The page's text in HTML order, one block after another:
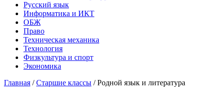
Русский язык
Информатика и ИКТ
ОБЖ
Право
Техническая механика
Технология
Физкультура и спорт
Экономика
Главная /Старшие классы /Родной язык и литература